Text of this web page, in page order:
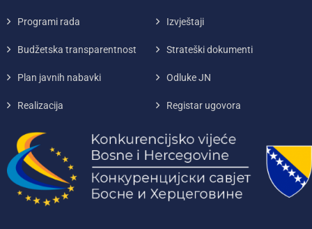
Programi rada Izvještaji
Budžetska transparentnost Strateški dokumenti
Plan javnih nabavki Odluke JN
Realizacija Registar ugovora